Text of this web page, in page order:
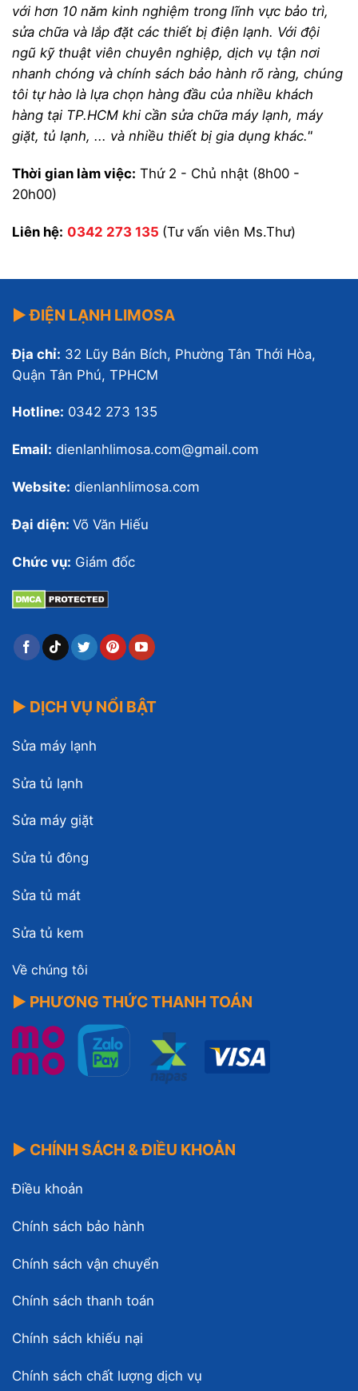
với hơn 10 năm kinh nghiệm trong lĩnh vực bảo trì,
sửa chữa và lắp đặt các thiết bị điện lạnh. Với đội
ngũ kỹ thuật viên chuyên nghiệp, dịch vụ tận nơi
nhanh chóng và chính sách bảo hành rõ ràng, chúng
tôi tự hào là lựa chọn hàng đầu của nhiều khách
hàng tại TP.HCM khi cần sửa chữa máy lạnh, máy
giặt, tủ lạnh, ... và nhiều thiết bị gia dụng khác."
Thời gian làm việc: Thứ 2 - Chủ nhật (8h00 -
20h00)
Liên hệ: 0342 273 135 (Tư vấn viên Ms.Thư)
▶ ĐIỆN LẠNH LIMOSA
Địa chỉ: 32 Lũy Bán Bích, Phường Tân Thới Hòa,
Quận Tân Phú, TPHCM
Hotline: 0342 273 135
Email: dienlanhlimosa.com@gmail.com
Website: dienlanhlimosa.com
Đại diện: Võ Văn Hiếu
Chức vụ: Giám đốc
▶ DỊCH VỤ NỔI BẬT
Sửa máy lạnh
Sửa tủ lạnh
Sửa máy giặt
Sửa tủ đông
Sửa tủ mát
Sửa tủ kem
Về chúng tôi
▶ PHƯƠNG THỨC THANH TOÁN
▶ CHÍNH SÁCH & ĐIỀU KHOẢN
Điều khoản
Chính sách bảo hành
Chính sách vận chuyển
Chính sách thanh toán
Chính sách khiếu nại
Chính sách chất lượng dịch vụ